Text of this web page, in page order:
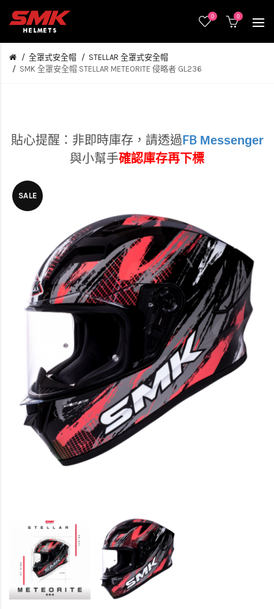
0 0
全罩式安全帽
STELLAR 全罩式安全帽
SMK 全罩安全帽 STELLAR METEORITE 侵略者 GL236
貼心提醒：非即時庫存， 請透過 FB Messenger
與小幫手確認庫存再下標
SALE